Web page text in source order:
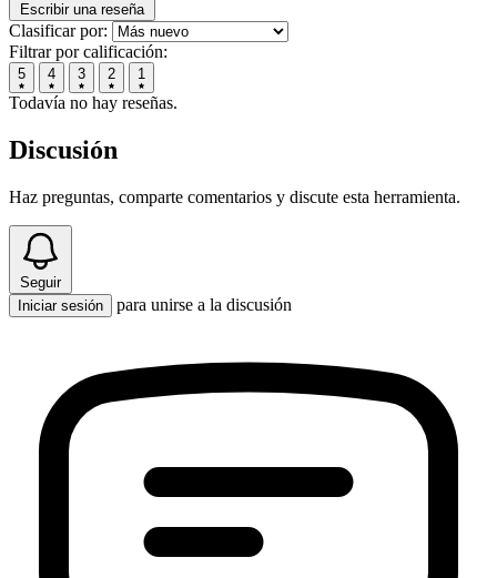
Escribir una reseña
Clasificar por:
Filtrar por calificación:
5 4 3 2 1
Todavía no hay reseñas.
Discusión
Haz preguntas, comparte comentarios y discute esta herramienta.
Seguir
Iniciar sesión
para unirse a la discusión